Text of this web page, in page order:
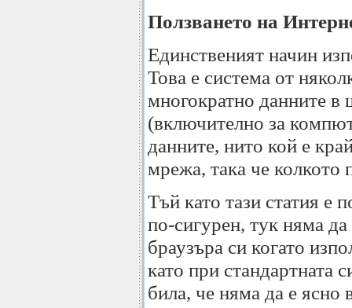
Ползването на
Единственият начин
Това е система от
многократно данните
(включително за
данните, нито кой е
мрежа, така че колкото
Тъй като тази статия е
по-сигурен, тук няма
браузъра си когато
като при стандартната
била, че няма да е ясно